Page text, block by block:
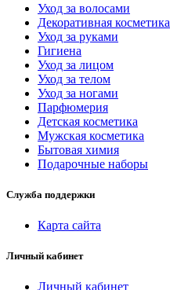
Уход за волосами
Декоративная косметика
Уход за руками
Гигиена
Уход за лицом
Уход за телом
Уход за ногами
Парфюмерия
Детская косметика
Мужская косметика
Бытовая химия
Подарочные наборы
Служба поддержки
Карта сайта
Личный кабинет
Личный кабинет